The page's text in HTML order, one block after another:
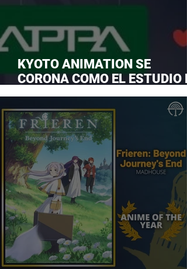
KYOTO ANIMATION SE
CORONA COMO EL ESTUDIO
ANIME FAVORITO Y LE ROBA
CORONA A MAPPA